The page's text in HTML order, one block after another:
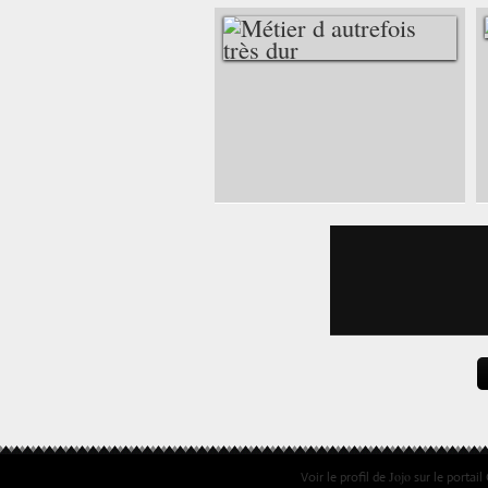
Voir le profil de Jojo sur le portail